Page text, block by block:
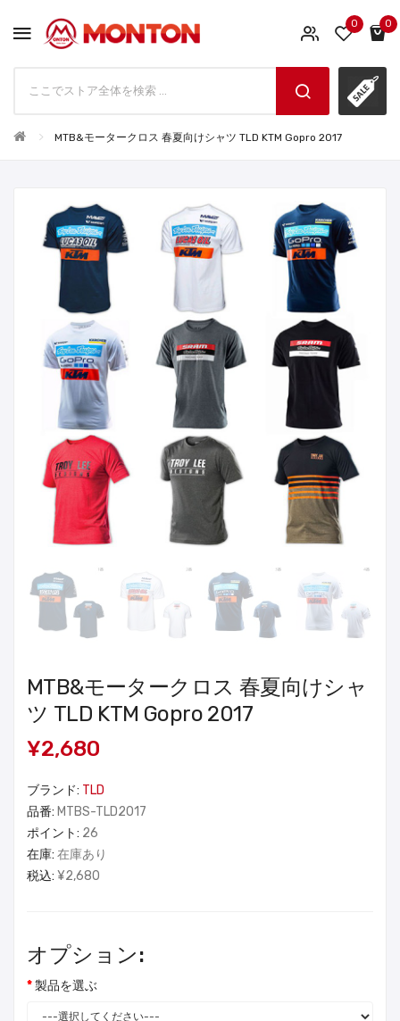
0 0
MTB&モータークロス 春夏向けシャツ TLD KTM Gopro 2017
MTB&モータークロス 春夏向けシャ
ツ TLD KTM Gopro 2017
¥2,680
ブランド: TLD
品番: MTBS-TLD2017
ポイント: 26
在庫: 在庫あり
税込: ¥2,680
オプション:
製品を選ぶ